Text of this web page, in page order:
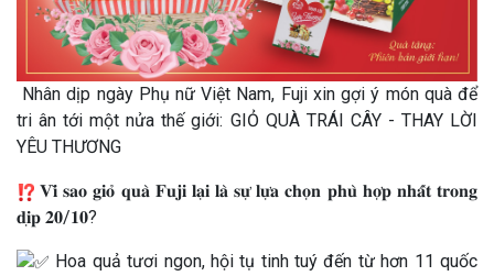
Nhân dịp ngày Phụ nữ Việt Nam, Fuji xin gợi ý món quà để
tri ân tới một nửa thế giới: GIỎ QUÀ TRÁI CÂY - THAY LỜI
YÊU THƯƠNG
𝐕𝐢̀ 𝐬𝐚𝐨 𝐠𝐢𝐨̉ 𝐪𝐮𝐚̀ 𝐅𝐮𝐣𝐢 𝐥𝐚̣𝐢 𝐥𝐚̀ 𝐬𝐮̛̣ 𝐥𝐮̛̣𝐚 𝐜𝐡𝐨̣𝐧 𝐩𝐡𝐮̀ 𝐡𝐨̛̣𝐩 𝐧𝐡𝐚̂́𝐭 𝐭𝐫𝐨𝐧𝐠
𝐝𝐢̣𝐩 𝟐𝟎/𝟏𝟎?
Hoa quả tươi ngon, hội tụ tinh tuý đến từ hơn 11 quốc